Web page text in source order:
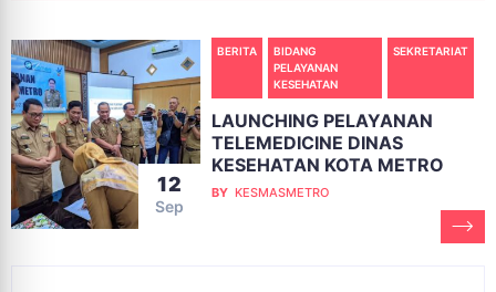
12
Sep
BERITA
BIDANG
PELAYANAN
KESEHATAN
SEKRETARIAT
LAUNCHING PELAYANAN
TELEMEDICINE DINAS
KESEHATAN KOTA METRO
BY KESMASMETRO